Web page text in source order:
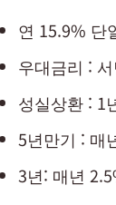
연 15.9% 단
우대금리 :
성실상환 : 1
5년만기 : 매
3년: 매년